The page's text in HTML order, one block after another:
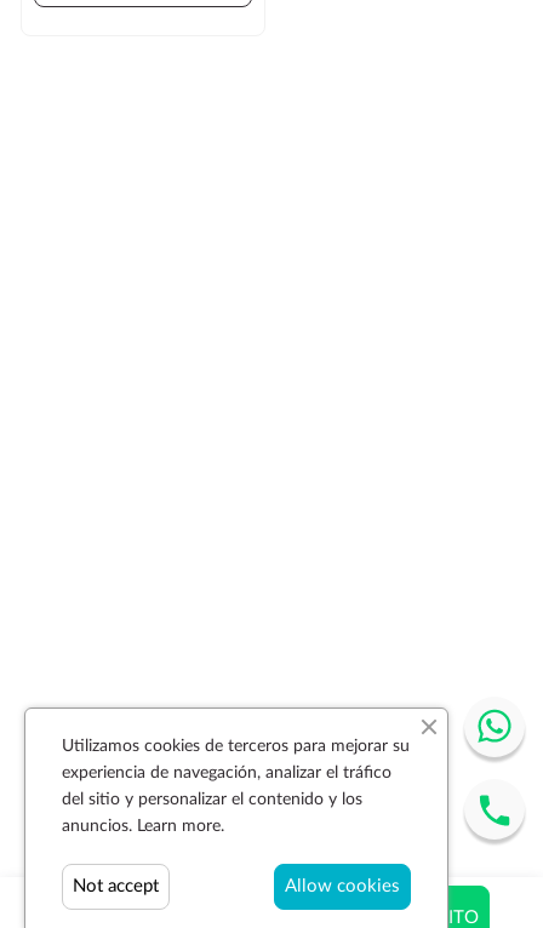
$ 27.00 AÑADIR AL CARRITO
Utilizamos cookies de terceros para mejorar su
experiencia de navegación, analizar el tráfico
del sitio y personalizar el contenido y los
anuncios. Learn more.
Allow cookies
Not accept